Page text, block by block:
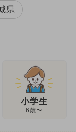
県
小学生
6歳〜